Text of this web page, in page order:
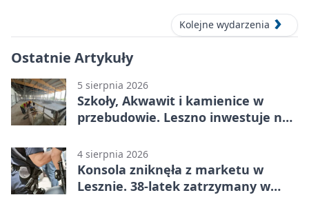
Kolejne wydarzenia
Ostatnie Artykuły
5 sierpnia 2026
Szkoły, Akwawit i kamienice w
przebudowie. Leszno inwestuje na
4 sierpnia 2026
Konsola zniknęła z marketu w
Lesznie. 38-latek zatrzymany w